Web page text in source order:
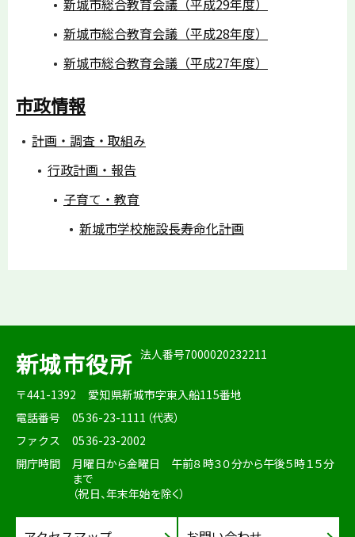
新城市総合教育会議（平成28年度）
新城市総合教育会議（平成27年度）
市政情報
計画・調査・取組み
行政計画・報告
子育て・教育
新城市学校施設長寿命化計画
新城市役所 法人番号7000020232211
〒441-1392
愛知県新城市字東入船115番地
電話番号
0536-23-1111（代表）
ファクス
0536-23-2002
開庁時間
月曜日から金曜日 午前８時３０分から午後５時１５分
まで
（祝日、年末年始を除く）